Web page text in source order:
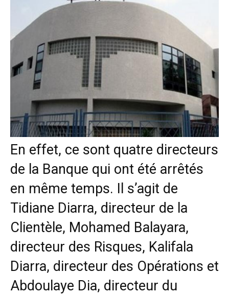
En effet, ce sont quatre directeurs
de la Banque qui ont été arrêtés
en même temps. Il s’agit de
Tidiane Diarra, directeur de la
Clientèle, Mohamed Balayara,
directeur des Risques, Kalifala
Diarra, directeur des Opérations et
Abdoulaye Dia, directeur du